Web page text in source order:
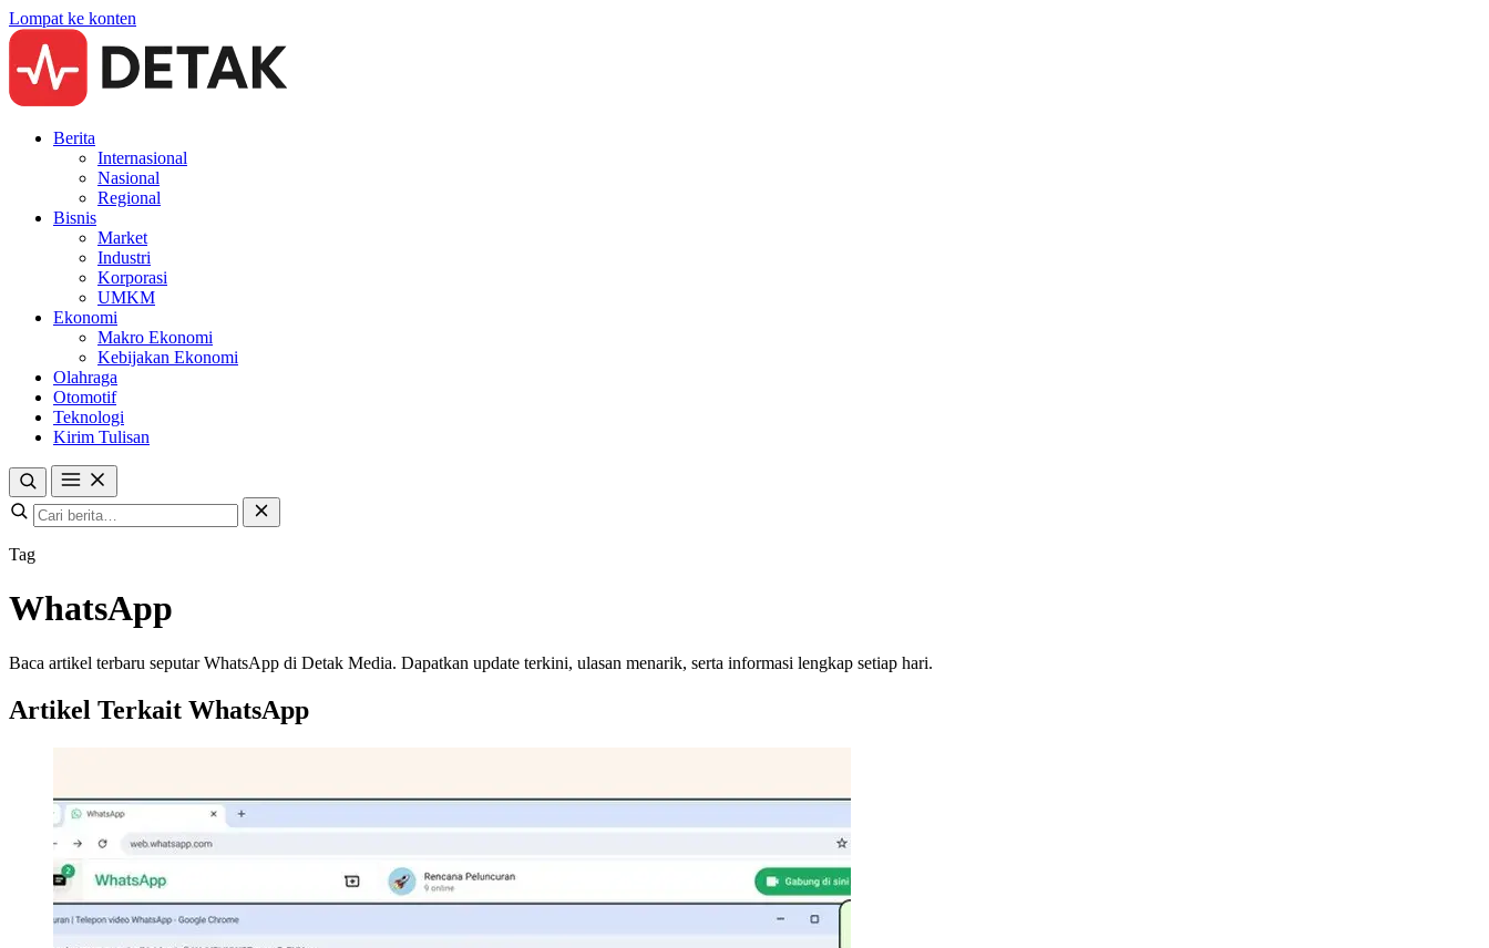
Lompat ke konten
Berita
Internasional
Nasional
Regional
Bisnis
Market
Industri
Korporasi
UMKM
Ekonomi
Makro Ekonomi
Kebijakan Ekonomi
Olahraga
Otomotif
Teknologi
Kirim Tulisan
Tag
WhatsApp
Baca artikel terbaru seputar WhatsApp di Detak Media. Dapatkan update terkini, ulasan menarik, serta informasi lengkap setiap hari.
Artikel Terkait WhatsApp